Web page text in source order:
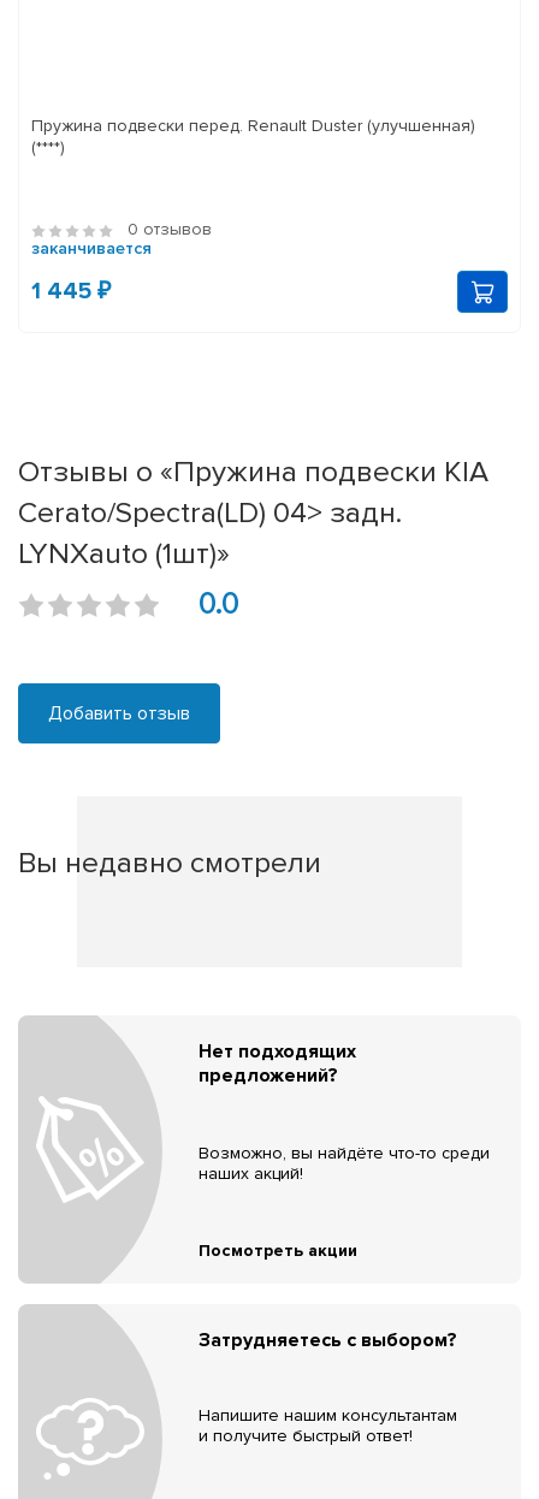
Пружина подвески перед. Renault Duster (улучшенная)
(****)
0 отзывов
заканчивается
1 445 ₽
Отзывы о «Пружина подвески KIA
Cerato/Spectra(LD) 04> задн.
LYNXauto (1шт)»
0.0
Добавить отзыв
Вы недавно смотрели
Нет подходящих
предложений?
Возможно, вы найдёте что-то среди
наших акций!
Посмотреть акции
Затрудняетесь с выбором?
Напишите нашим консультантам
и получите быстрый ответ!